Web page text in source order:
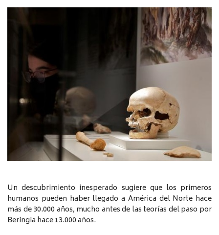
Un descubrimiento inesperado sugiere que los primeros
humanos pueden haber llegado a América del Norte hace
más de 30.000 años, mucho antes de las teorías del paso por
Beringia hace 13.000 años.